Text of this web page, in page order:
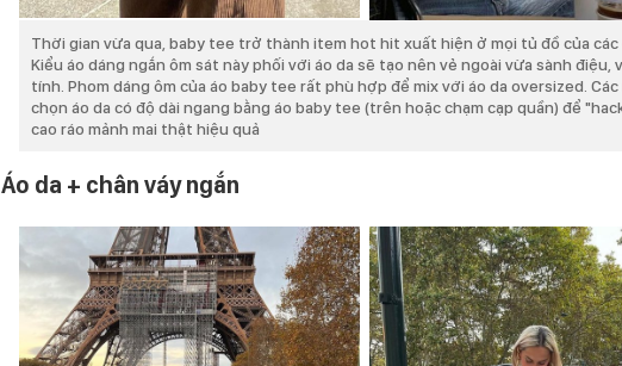
Thời gian vừa qua, baby tee trở thành item hot hit xuất hiện ở mọi tủ đồ của các
Kiểu áo dáng ngắn ôm sát này phối với áo da sẽ tạo nên vẻ ngoài vừa sành điệu,
tính. Phom dáng ôm của áo baby tee rất phù hợp để mix với áo da oversized.
chọn áo da có độ dài ngang bằng áo baby tee (trên hoặc chạm cạp quần) để
cao ráo mảnh mai thật hiệu quả
Áo da + chân váy ngắn